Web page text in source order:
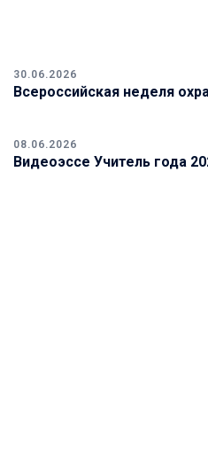
30.06.2026
Всероссийская неделя
08.06.2026
Видеоэссе Учитель года